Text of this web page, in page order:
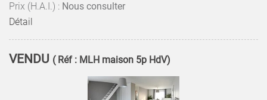
Prix (H.A.I.) : Nous consulter
Détail
VENDU ( Réf : MLH maison 5p HdV)